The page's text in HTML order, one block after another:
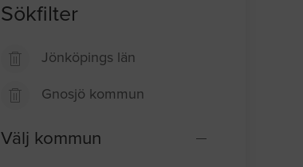
Sökfilter
Jönköpings län
Gnosjö kommun
Välj kommun